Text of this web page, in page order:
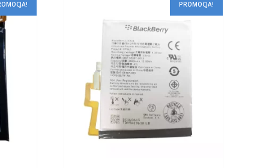
PROMOCJA!